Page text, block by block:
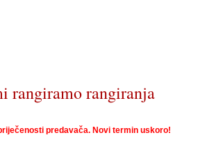
rangiramo rangiranja
predavača. Novi termin uskoro!